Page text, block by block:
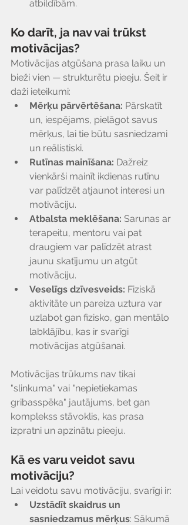
atbildībām.
Ko darīt, ja nav vai trūkst
motivācijas?
Motivācijas atgūšana prasa laiku un
bieži vien — strukturētu pieeju. Šeit ir
daži ieteikumi:
Mērķu pārvērtēšana: Pārskatīt
un, iespējams, pielāgot savus
mērķus, lai tie būtu sasniedzami
un reālistiski.
Rutīnas mainīšana: Dažreiz
vienkārši mainīt ikdienas rutīnu
var palīdzēt atjaunot interesi un
motivāciju.
Atbalsta meklēšana: Sarunas ar
terapeitu, mentoru vai pat
draugiem var palīdzēt atrast
jaunu skatījumu un atgūt
motivāciju.
Veselīgs dzīvesveids: Fiziskā
aktivitāte un pareiza uztura var
uzlabot gan fizisko, gan mentālo
labklājību, kas ir svarīgi
motivācijas atgūšanai.
Motivācijas trūkums nav tikai
"slinkuma" vai "nepietiekamas
gribasspēka" jautājums, bet gan
komplekss stāvoklis, kas prasa
izpratni un apzinātu pieeju.
Kā es varu veidot savu
motivāciju?
Lai veidotu savu motivāciju, svarīgi ir:
Uzstādīt skaidrus un
sasniedzamus mērķus: Sākumā